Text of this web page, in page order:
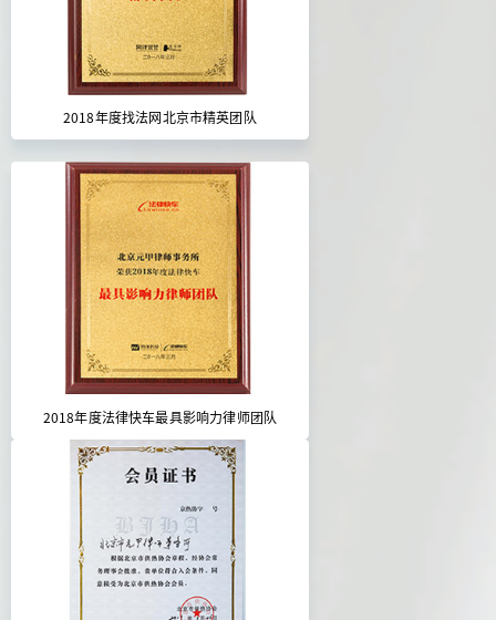
2018年度找法网北京市精英团队
2018年度法律快车最具影响力律师团队